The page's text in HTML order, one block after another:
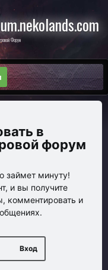
Форум
форум
займет минуту!
и вы получите
комментировать и
Вход